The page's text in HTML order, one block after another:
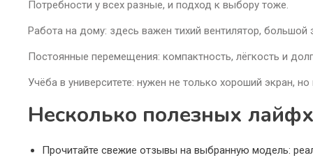
Потребности у всех разные, и подход к выбору тоже.
Работа на дому: здесь важен тихий вентилятор,
Постоянные перемещения: компактность, лёгкость и
Учёба в университете: нужен не только хороший экран,
Несколько полезных
Прочитайте свежие отзывы на выбранную модель: